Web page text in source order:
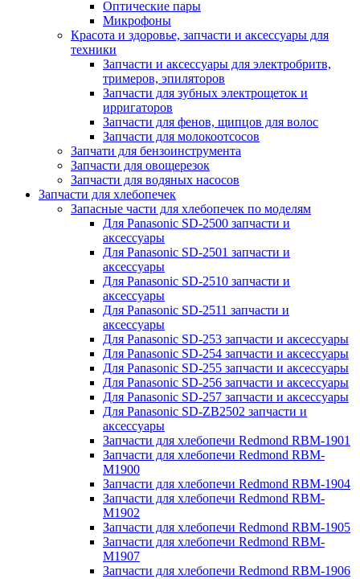
Оптические пары
Микрофоны
Красота и здоровье, запчасти и аксессуары для
техники
Запчасти и аксессуары для электробритв,
тримеров, эпиляторов
Запчасти для зубных электрощеток и
ирригаторов
Запчасти для фенов, щипцов для волос
Запчасти для молокоотсосов
Запчати для бензоинструмента
Запчасти для овощерезок
Запчасти для водяных насосов
Запчасти для хлебопечек
Запасные части для хлебопечек по моделям
Для Panasonic SD-2500 запчасти и
аксессуары
Для Panasonic SD-2501 запчасти и
аксессуары
Для Panasonic SD-2510 запчасти и
аксессуары
Для Panasonic SD-2511 запчасти и
аксессуары
Для Panasonic SD-253 запчасти и аксессуары
Для Panasonic SD-254 запчасти и аксессуары
Для Panasonic SD-255 запчасти и аксессуары
Для Panasonic SD-256 запчасти и аксессуары
Для Panasonic SD-257 запчасти и аксессуары
Для Panasonic SD-ZB2502 запчасти и
аксессуары
Запчасти для хлебопечи Redmond RBM-1901
Запчасти для хлебопечи Redmond RBM-
M1900
Запчасти для хлебопечи Redmond RBM-1904
Запчасти для хлебопечи Redmond RBM-
M1902
Запчасти для хлебопечи Redmond RBM-1905
Запчасти для хлебопечи Redmond RBM-
M1907
Запчасти для хлебопечи Redmond RBM-1906